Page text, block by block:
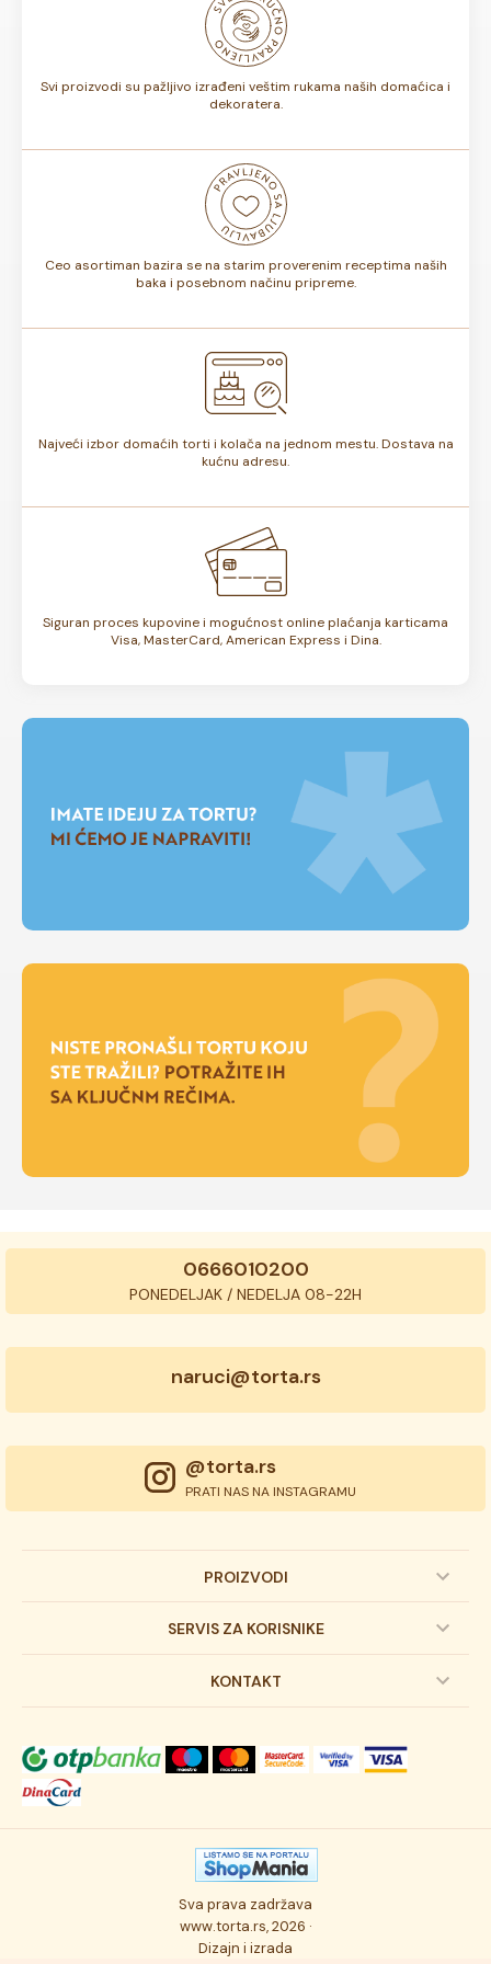
biti od 7 do 10 dana. Rok trajanja je istaknut na deklaraciji
Svi proizvodi su pažljivo izrađeni veštim rukama naših domaćica i
dekoratera.
Ceo asortiman bazira se na starim proverenim receptima naših
baka i posebnom načinu pripreme.
Najveći izbor domaćih torti i kolača na jednom mestu. Dostava na
kućnu adresu.
Siguran proces kupovine i mogućnost online plaćanja karticama
Visa, MasterCard, American Express i Dina.
0666010200
PONEDELJAK / NEDELJA 08-22H
naruci@torta.rs
@torta.rs
PRATI NAS NA INSTAGRAMU
PROIZVODI
Dečije torte
Svadbene torte
Torta klasici
Osmisli tortu
Ukusi torti
SERVIS ZA KORISNIKE
Prijava na newsletter
Dostava robe
Autorska prava
Politika privatnosti
Najčešće postavljana pitanja
KONTAKT
Novosti
Posao
Kontakt
Sva prava zadržava
www.torta.rs, 2026 ·
Dizajn i izrada